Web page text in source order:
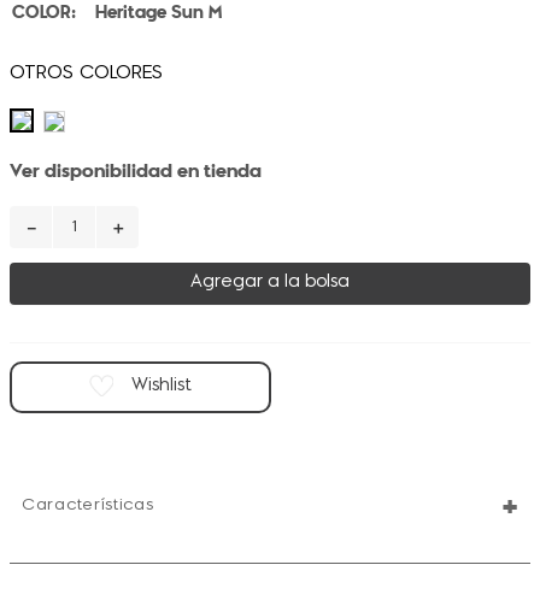
Heritage Sun M
Ver disponibilidad en tienda
＋
－
Agregar a la bolsa
Características +